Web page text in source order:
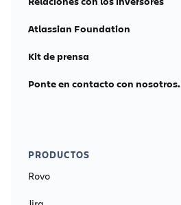
Atlassian Foundation
Kit de prensa
Ponte en contacto con nosotros.
PRODUCTOS
Rovo